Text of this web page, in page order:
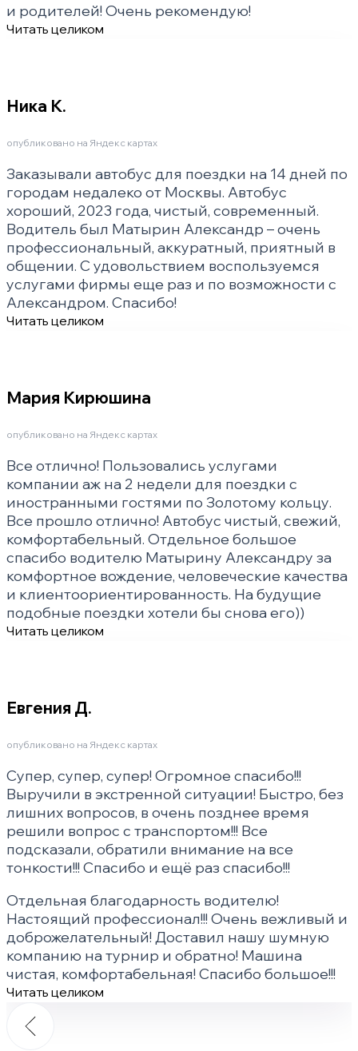
и родителей! Очень рекомендую!
Читать целиком
Ника К.
опубликовано на Яндекс картах
Заказывали автобус для поездки на 14 дней по
городам недалеко от Москвы. Автобус
хороший, 2023 года, чистый, современный.
Водитель был Матырин Александр – очень
профессиональный, аккуратный, приятный в
общении. С удовольствием воспользуемся
услугами фирмы еще раз и по возможности с
Александром. Спасибо!
Читать целиком
Мария Кирюшина
опубликовано на Яндекс картах
Все отлично! Пользовались услугами
компании аж на 2 недели для поездки с
иностранными гостями по Золотому кольцу.
Все прошло отлично! Автобус чистый, свежий,
комфортабельный. Отдельное большое
спасибо водителю Матырину Александру за
комфортное вождение, человеческие качества
и клиентоориентированность. На будущие
подобные поездки хотели бы снова его))
Читать целиком
Евгения Д.
опубликовано на Яндекс картах
Супер, супер, супер! Огромное спасибо!!!
Выручили в экстренной ситуации! Быстро, без
лишних вопросов, в очень позднее время
решили вопрос с транспортом!!! Все
подсказали, обратили внимание на все
тонкости!!! Спасибо и ещё раз спасибо!!!
Отдельная благодарность водителю!
Настоящий профессионал!!! Очень вежливый и
доброжелательный! Доставил нашу шумную
компанию на турнир и обратно! Машина
чистая, комфортабельная! Спасибо большое!!!
Читать целиком